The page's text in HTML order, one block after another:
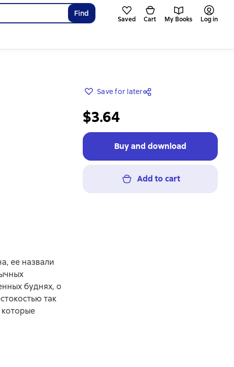
Find
Saved Cart My Books Log in
Save for later
$3.64
Buy and download
Add to cart
ее назвали
буднях, о
так